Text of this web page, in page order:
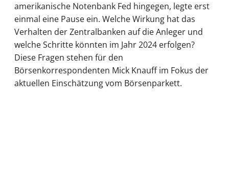
amerikanische Notenbank Fed hingegen, legte erst
einmal eine Pause ein. Welche Wirkung hat das
Verhalten der Zentralbanken auf die Anleger und
welche Schritte könnten im Jahr 2024 erfolgen?
Diese Fragen stehen für den
Börsenkorrespondenten Mick Knauff im Fokus der
aktuellen Einschätzung vom Börsenparkett.